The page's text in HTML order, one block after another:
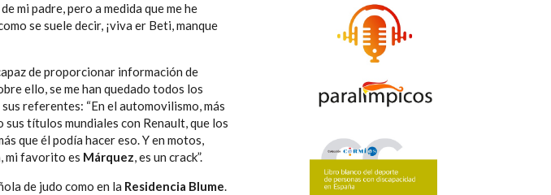
mi padre, pero a medida que me he
se suele decir, ¡viva er Beti, manque
de proporcionar información de
ello, se me han quedado todos los
referentes: “En el automovilismo, más
sus títulos mundiales con Renault, que los
que él podía hacer eso. Y en motos,
mi favorito es Márquez, es un crack”.
de judo como en la Residencia Blume.